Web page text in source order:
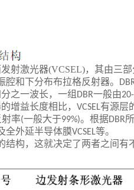
射激光器(VCSEL)，其由三
腔和下分布布拉格反射器。
之一波长，一组 DBR一般由
增益长度相比， VCSEL有源层
率(一般大于99%)。根据DBR
全外延半导体膜VCSEL等。
结构，这就决定了两者之间有